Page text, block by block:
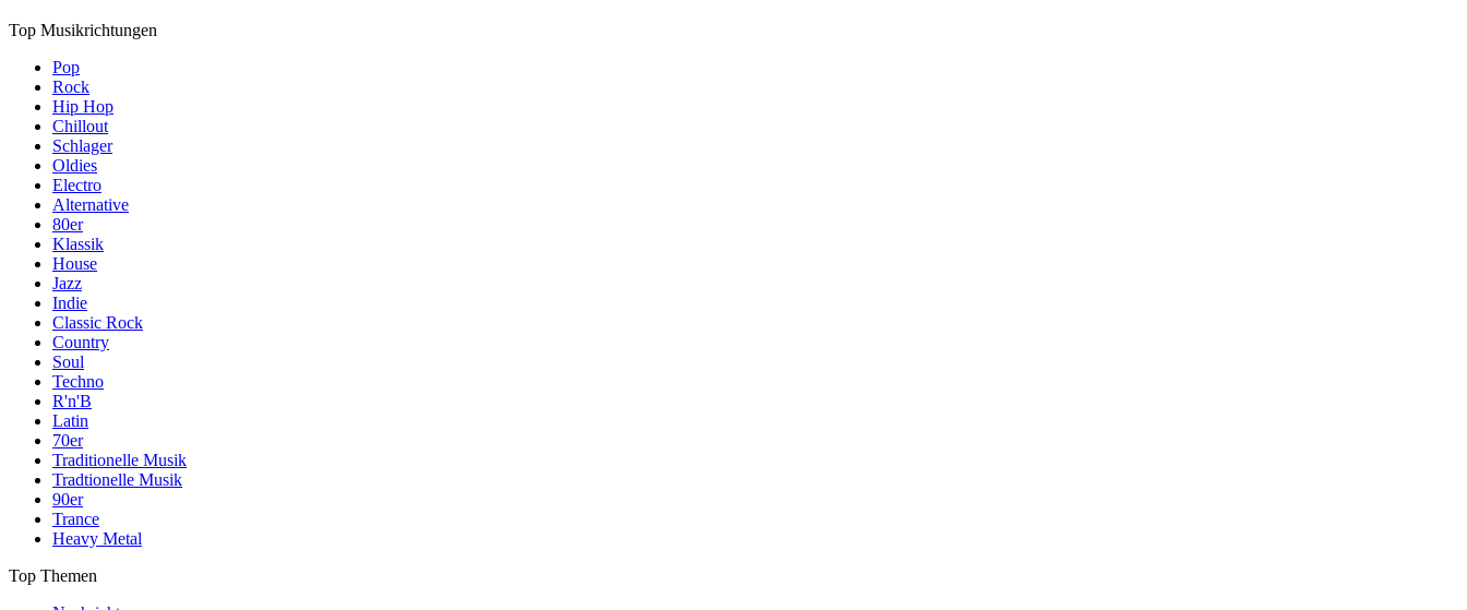
Top Musikrichtungen
Pop
Rock
Hip Hop
Chillout
Schlager
Oldies
Electro
Alternative
80er
Klassik
House
Jazz
Indie
Classic Rock
Country
Soul
Techno
R'n'B
Latin
70er
Traditionelle Musik
Tradtionelle Musik
90er
Trance
Heavy Metal
Top Themen